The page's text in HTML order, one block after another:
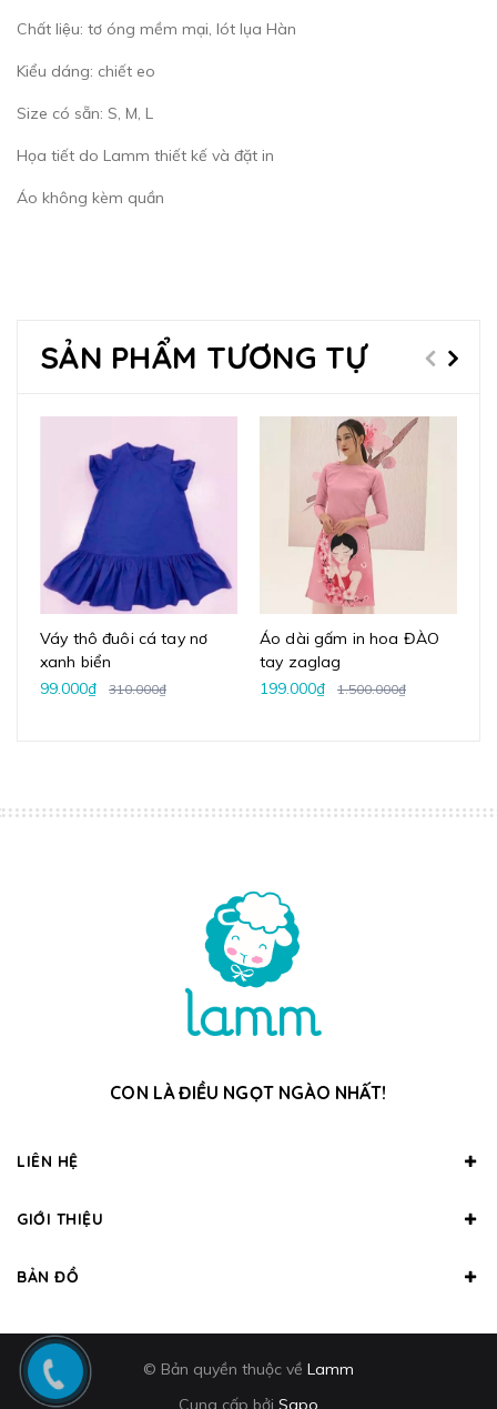
Chất liệu: tơ óng mềm mại, lót lụa Hàn
Kiểu dáng: chiết eo
Size có sẵn: S, M, L
Họa tiết do Lamm thiết kế và đặt in
Áo không kèm quần
SẢN PHẨM TƯƠNG TỰ
Váy thô đuôi cá tay nơ
xanh biển
99.000₫
310.000₫
Áo dài gấm in hoa ĐÀO
tay zaglag
199.000₫
1.500.000₫
CON LÀ ĐIỀU NGỌT NGÀO NHẤT!
LIÊN HỆ
GIỚI THIỆU
BẢN ĐỒ
© Bản quyền thuộc về Lamm
Cung cấp bởi Sapo